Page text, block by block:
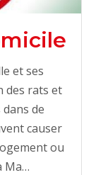
et ses
des rats et
de
causer
ou
Ma…